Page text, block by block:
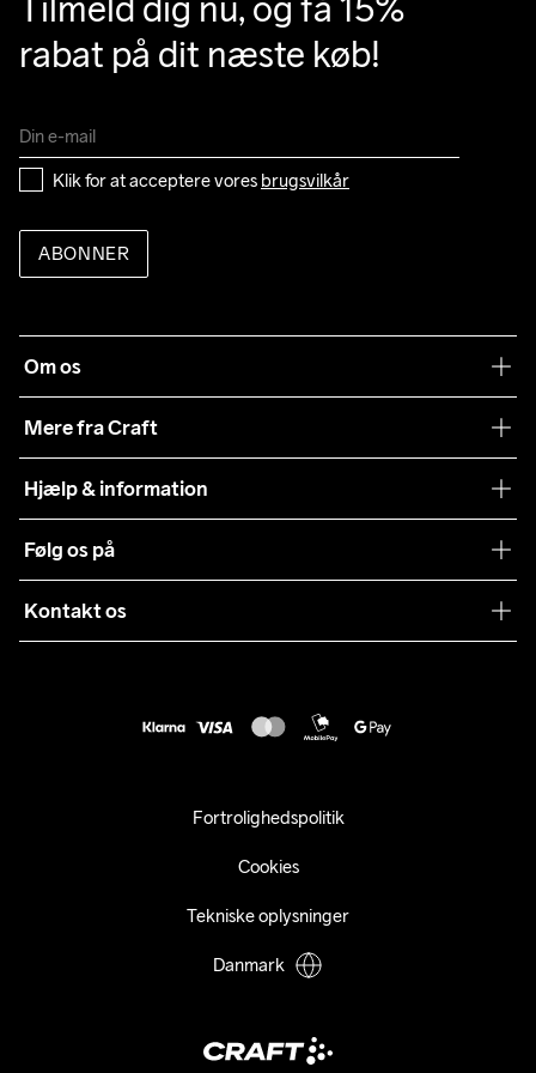
rabat på dit næste køb!
Klik for at acceptere vores brugsvilkår
ABONNER
Om os
Mere fra Craft
Samarbejder
Presse
Sustainability
Hjælp & information
Levering
Kundeservice
Følg os på
Kontakt os
Fortrolighedspolitik
Cookies
Tekniske oplysninger
Danmark